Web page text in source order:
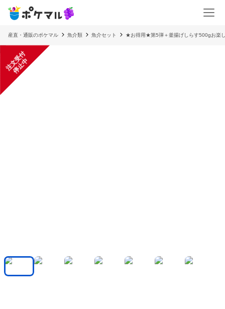
産直・通販のポケマル 魚介類 魚介セット ★お得用★第5弾＋釜揚げしらす500gお楽
注
文
受
付
停
止
中